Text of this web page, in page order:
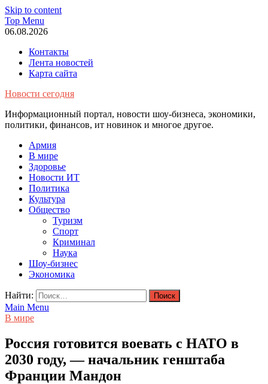
Skip to content
Top Menu
06.08.2026
Контакты
Лента новостей
Карта сайта
Новости сегодня
Информационный портал, новости шоу-бизнеса, экономики,
политики, финансов, ит новинок и многое другое.
Армия
В мире
Здоровье
Новости ИТ
Политика
Культура
Общество
Туризм
Спорт
Криминал
Наука
Шоу-бизнес
Экономика
Найти:
Main Menu
В мире
Россия готовится воевать с НАТО в
2030 году, — начальник генштаба
Франции Мандон